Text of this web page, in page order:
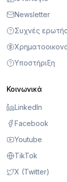
Newsletter
Συχνές
Υποστήριξη
Κοινωνικά
LinkedIn
Facebook
Youtube
TikTok
X (Twitter)